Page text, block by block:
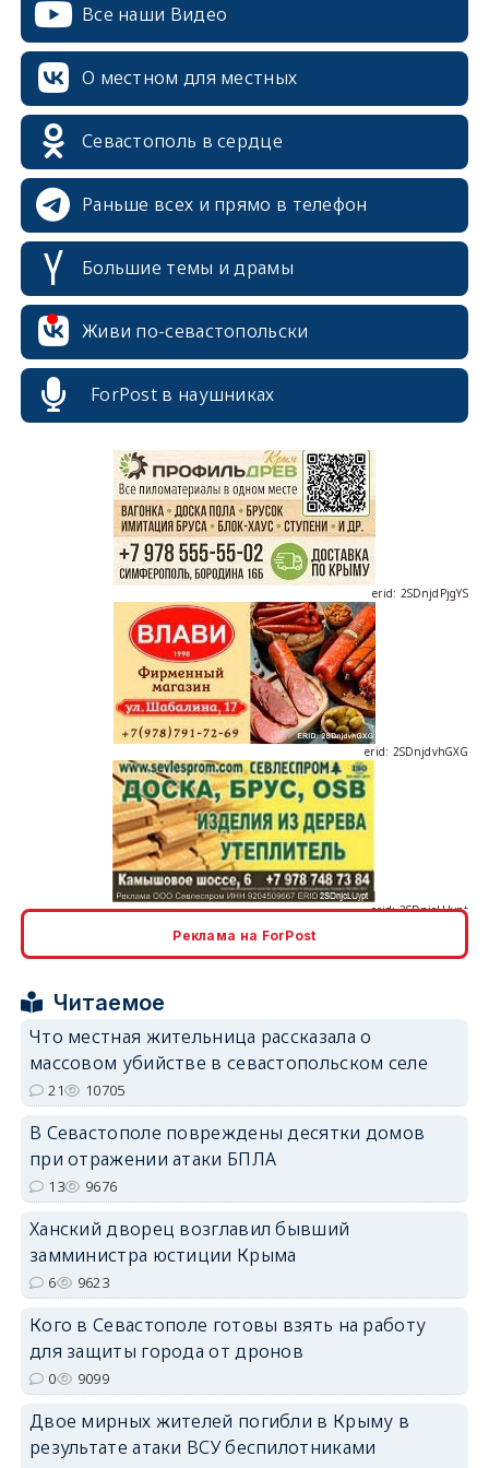
Все наши Видео
О местном для местных
Севастополь в сердце
Раньше всех и прямо в телефон
Большие темы и драмы
Живи по-севастопольски
ForPost в наушниках
erid: 2SDnjcrDNw6
erid: 2SDnjdPjgYS
erid: 2SDnjdvhGXG
Реклама на ForPost
Читаемое
Что местная жительница рассказала о
массовом убийстве в севастопольском селе
21 10705
В Севастополе повреждены десятки домов
при отражении атаки БПЛА
13 9676
Ханский дворец возглавил бывший
замминистра юстиции Крыма
6 9623
Кого в Севастополе готовы взять на работу
для защиты города от дронов
0 9099
Двое мирных жителей погибли в Крыму в
результате атаки ВСУ беспилотниками